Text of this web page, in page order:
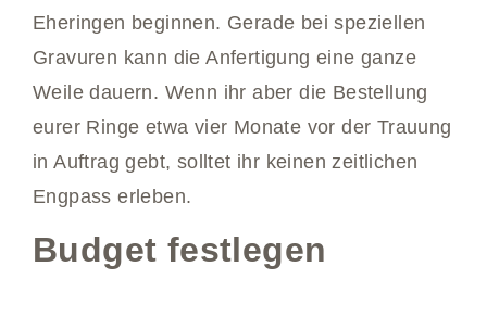
Eheringen beginnen. Gerade bei speziellen
Gravuren kann die Anfertigung eine ganze
Weile dauern. Wenn ihr aber die Bestellung
eurer Ringe etwa vier Monate vor der Trauung
in Auftrag gebt, solltet ihr keinen zeitlichen
Engpass erleben.
Budget festlegen